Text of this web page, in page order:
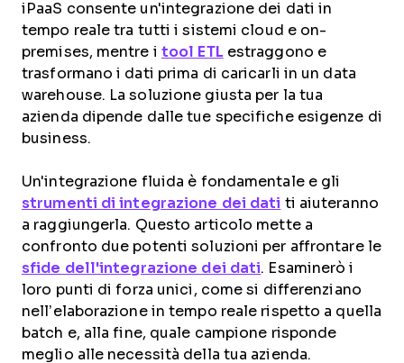
iPaaS consente un'integrazione dei dati in
tempo reale tra tutti i sistemi cloud e on-
premises, mentre i tool ETL estraggono e
trasformano i dati prima di caricarli in un data
warehouse. La soluzione giusta per la tua
azienda dipende dalle tue specifiche esigenze di
business.
Un'integrazione fluida è fondamentale e gli
strumenti di integrazione dei dati ti aiuteranno
a raggiungerla. Questo articolo mette a
confronto due potenti soluzioni per affrontare le
sfide dell'integrazione dei dati. Esaminerò i
loro punti di forza unici, come si differenziano
nell’elaborazione in tempo reale rispetto a quella
batch e, alla fine, quale campione risponde
meglio alle necessità della tua azienda.